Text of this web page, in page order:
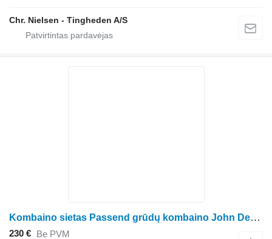
Chr. Nielsen - Tingheden A/S
Kombaino sietas Passend grūdų kombaino John Deere 9400 Maximizer9450950095109550CTSCTS II
230 € Be PVM